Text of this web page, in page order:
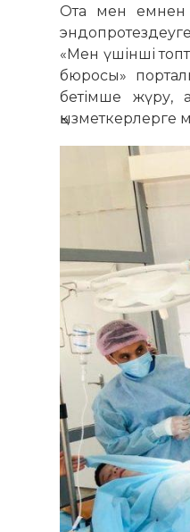
Ота мен емнен
«Мен үшінші
бюросы»
бетімше жүру,
қызметкерлерге